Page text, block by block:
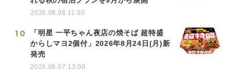
2026.08.06 11:00
10
「明星 一平ちゃん夜店の焼そば 超特盛
からしマヨ2個付」2026年8月24日(月)新
発売
2026.08.07 13:00